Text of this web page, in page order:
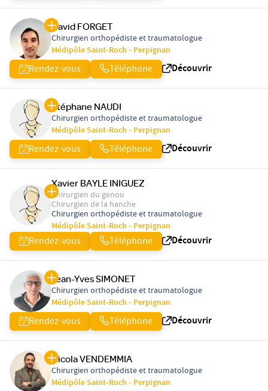
David FORGET
Chirurgien orthopédiste et traumatologue
Médipôle Saint-Roch - Perpignan
Rendez-vous Téléphone Découvrir
Stéphane NAUDI
Chirurgien orthopédiste et traumatologue
Médipôle Saint-Roch - Perpignan
Rendez-vous Téléphone Découvrir
Xavier BAYLE INIGUEZ
Chirurgien du genou
Chirurgien de la hanche
Chirurgien orthopédiste et traumatologue
Médipôle Saint-Roch - Perpignan
Rendez-vous Téléphone Découvrir
Jean-Yves SIMONET
Chirurgien orthopédiste et traumatologue
Médipôle Saint-Roch - Perpignan
Rendez-vous Téléphone Découvrir
Nicola VENDEMMIA
Chirurgien orthopédiste et traumatologue
Médipôle Saint-Roch - Perpignan